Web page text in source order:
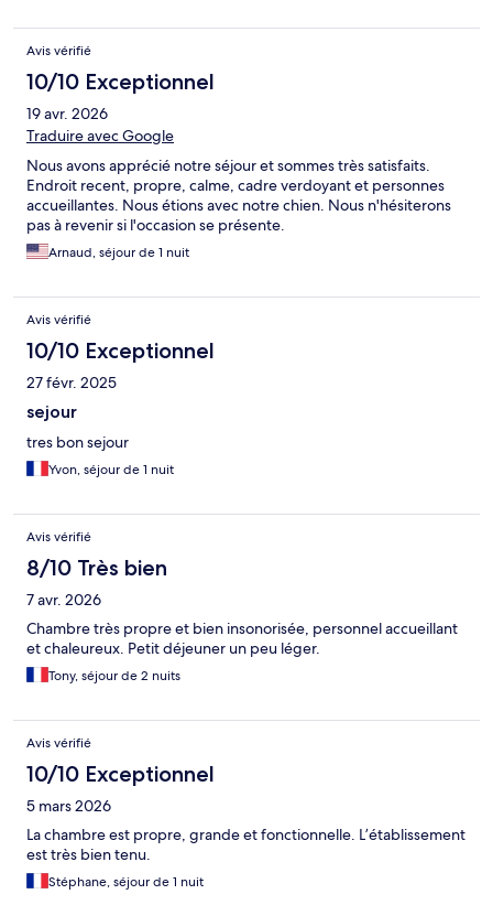
Avis vérifié
10/10 Exceptionnel
19 avr. 2026
Traduire avec Google
Nous avons apprécié notre séjour et sommes très satisfaits.
Endroit recent, propre, calme, cadre verdoyant et personnes
accueillantes. Nous étions avec notre chien. Nous n'hésiterons
pas à revenir si l'occasion se présente.
Arnaud, séjour de 1 nuit
Avis vérifié
10/10 Exceptionnel
27 févr. 2025
sejour
tres bon sejour
Yvon, séjour de 1 nuit
Avis vérifié
8/10 Très bien
7 avr. 2026
Chambre très propre et bien insonorisée, personnel accueillant
et chaleureux. Petit déjeuner un peu léger.
Tony, séjour de 2 nuits
Avis vérifié
10/10 Exceptionnel
5 mars 2026
La chambre est propre, grande et fonctionnelle. L’établissement
est très bien tenu.
Stéphane, séjour de 1 nuit